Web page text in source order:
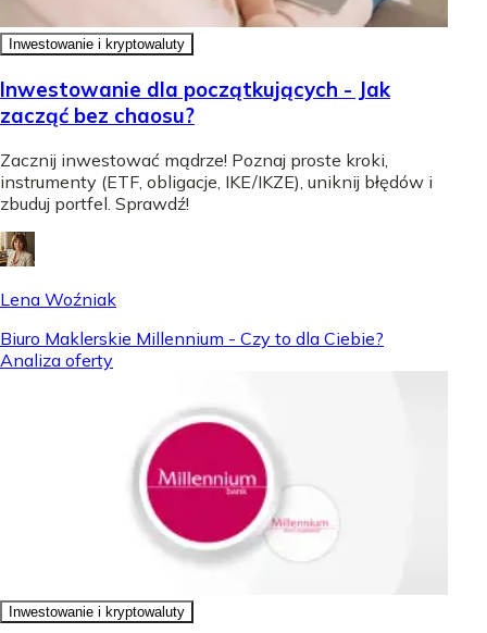
Inwestowanie i kryptowaluty
Inwestowanie dla początkujących - Jak
zacząć bez chaosu?
Zacznij inwestować mądrze! Poznaj proste kroki,
instrumenty (ETF, obligacje, IKE/IKZE), uniknij błędów i
zbuduj portfel. Sprawdź!
Lena Woźniak
Biuro Maklerskie Millennium - Czy to dla Ciebie?
Analiza oferty
Inwestowanie i kryptowaluty